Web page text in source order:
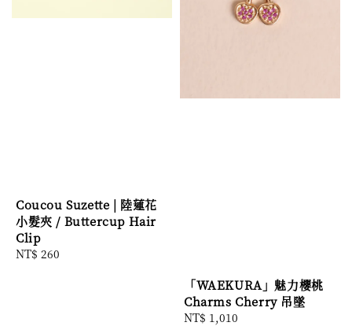
Coucou Suzette | 陸蓮花
小髮夾 / Buttercup Hair
Clip
Regular
NT$ 260
「WAEKURA」魅力櫻桃
Charms Cherry 吊墜
Regular
NT$ 1,010